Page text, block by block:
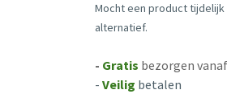
Mocht een product
alternatief.
- Gratis bezorgen
- Veilig betalen